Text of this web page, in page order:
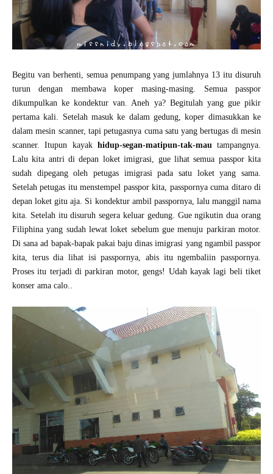
Begitu van berhenti, semua penumpang yang jumlahnya 13 itu disuruh
turun dengan membawa koper masing-masing. Semua passpor
dikumpulkan ke kondektur van. Aneh ya? Begitulah yang gue pikir
pertama kali. Setelah masuk ke dalam gedung, koper dimasukkan ke
dalam mesin scanner, tapi petugasnya cuma satu yang bertugas di mesin
scanner. Itupun kayak hidup-segan-matipun-tak-mautampangnya.
Lalu kita antri di depan loket imigrasi, gue lihat semua passpor kita
sudah dipegang oleh petugas imigrasi pada satu loket yang sama.
Setelah petugas itu menstempel passpor kita, passpornya cuma ditaro di
depan loket gitu aja. Si kondektur ambil passpornya, lalu manggil nama
kita. Setelah itu disuruh segera keluar gedung. Gue ngikutin dua orang
Filiphina yang sudah lewat loket sebelum gue menuju parkiran motor.
Di sana ad bapak-bapak pakai baju dinas imigrasi yang ngambil passpor
kita, terus dia lihat isi passpornya, abis itu ngembaliin passpornya.
Proses itu terjadi di parkiran motor, gengs! Udah kayak lagi beli tiket
konser ama calo..